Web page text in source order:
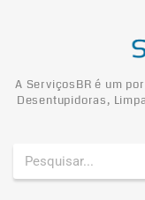
A ServiçosBR é um
Desentupidoras,